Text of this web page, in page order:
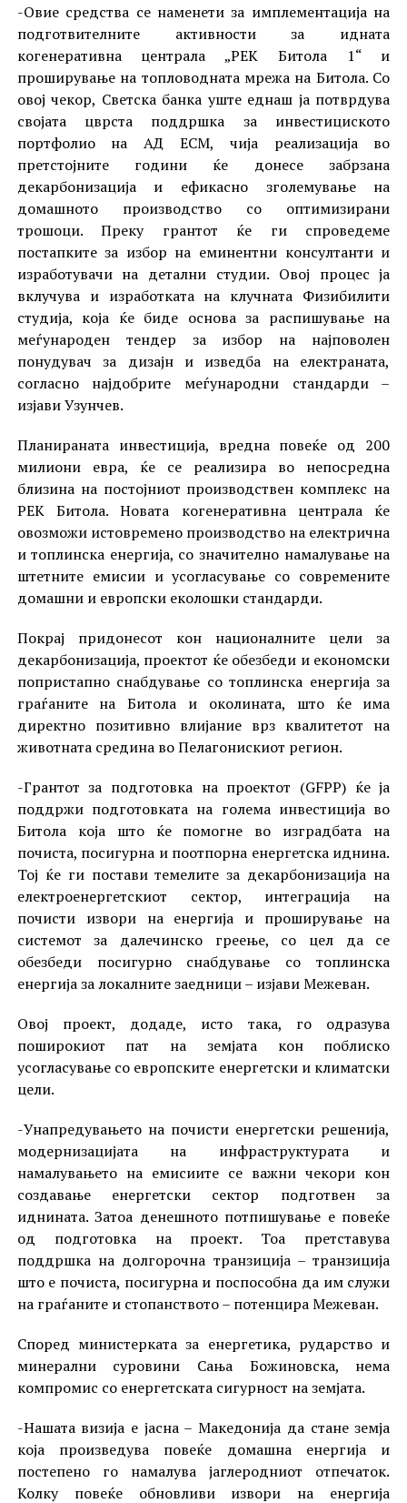
-Овие средства се наменети за имплементација на
подготвителните активности за идната
когенеративна централа „РЕК Битола 1“ и
проширување на топловодната мрежа на Битола. Со
овој чекор, Светска банка уште еднаш ја потврдува
својата цврста поддршка за инвестициското
портфолио на АД ЕСМ, чија реализација во
претстојните години ќе донесе забрзана
декарбонизација и ефикасно зголемување на
домашното производство со оптимизирани
трошоци. Преку грантот ќе ги спроведеме
постапките за избор на еминентни консултанти и
изработувачи на детални студии. Овој процес ја
вклучува и изработката на клучната Физибилити
студија, која ќе биде основа за распишување на
меѓународен тендер за избор на најповолен
понудувач за дизајн и изведба на електраната,
согласно најдобрите меѓународни стандарди –
изјави Узунчев.
Планираната инвестиција, вредна повеќе од 200
милиони евра, ќе се реализира во непосредна
близина на постојниот производствен комплекс на
РЕК Битола. Новата когенеративна централа ќе
овозможи истовремено производство на електрична
и топлинска енергија, со значително намалување на
штетните емисии и усогласување со современите
домашни и европски еколошки стандарди.
Покрај придонесот кон националните цели за
декарбонизација, проектот ќе обезбеди и економски
попристапно снабдување со топлинска енергија за
граѓаните на Битола и околината, што ќе има
директно позитивно влијание врз квалитетот на
животната средина во Пелагонискиот регион.
-Грантот за подготовка на проектот (GFPP) ќе ја
поддржи подготовката на голема инвестиција во
Битола која што ќе помогне во изградбата на
почиста, посигурна и поотпорна енергетска иднина.
Тој ќе ги постави темелите за декарбонизација на
електроенергетскиот сектор, интеграција на
почисти извори на енергија и проширување на
системот за далечинско греење, со цел да се
обезбеди посигурно снабдување со топлинска
енергија за локалните заедници – изјави Межеван.
Овој проект, додаде, исто така, го одразува
поширокиот пат на земјата кон поблиско
усогласување со европските енергетски и климатски
цели.
-Унапредувањето на почисти енергетски решенија,
модернизацијата на инфраструктурата и
намалувањето на емисиите се важни чекори кон
создавање енергетски сектор подготвен за
иднината. Затоа денешното потпишување е повеќе
од подготовка на проект. Тоа претставува
поддршка на долгорочна транзиција – транзиција
што е почиста, посигурна и поспособна да им служи
на граѓаните и стопанството – потенцира Межеван.
Според министерката за енергетика, рударство и
минерални суровини Сања Божиновска, нема
компромис со енергетската сигурност на земјата.
-Нашата визија е јасна – Македонија да стане земја
која произведува повеќе домашна енергија и
постепено го намалува јаглеродниот отпечаток.
Колку повеќе обновливи извори на енергија